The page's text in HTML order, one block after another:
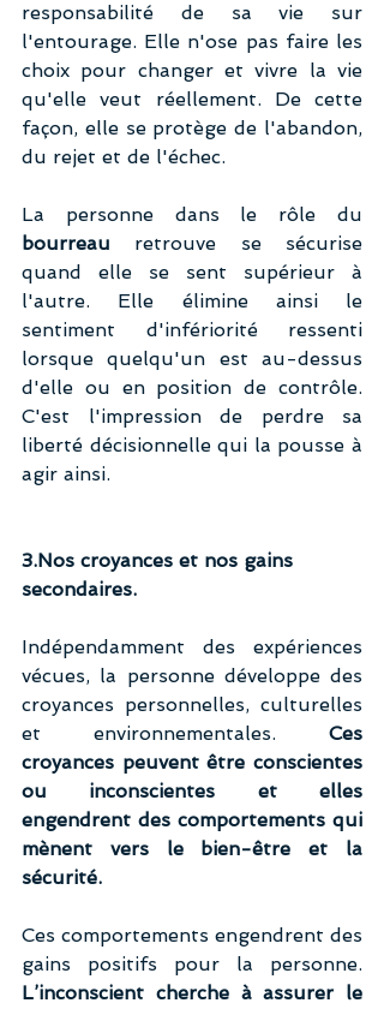
responsabilité de sa vie sur
l'entourage. Elle n'ose pas faire les
choix pour changer et vivre la vie
qu'elle veut réellement. De cette
façon, elle se protège de l'abandon,
du rejet et de l'échec.
bourreau retrouve se sécurise
quand elle se sent supérieur à
l'autre. Elle élimine ainsi le
sentiment d'infériorité ressenti
lorsque quelqu'un est au-dessus
d'elle ou en position de contrôle.
C'est l'impression de perdre sa
liberté décisionnelle qui la pousse à
agir ainsi.
3.Nos croyances et nos gains
secondaires.
Indépendamment des expériences
vécues, la personne développe des
croyances personnelles, culturelles
et environnementales. Ces
croyances peuvent être conscientes
ou inconscientes et elles
engendrent des comportements qui
mènent vers le bien-être et la
sécurité.
Ces comportements engendrent des
L’inconscient cherche à assurer le